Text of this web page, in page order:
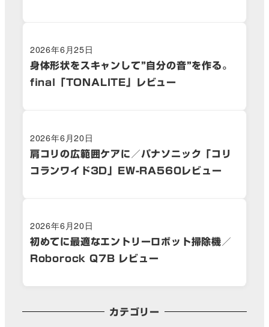
身体形状をスキャンして”自分の音”を作る。
final「TONALITE」レビュー
2026年6月25日
肩コリの広範囲ケアに／パナソニック「コリ
コランワイド3D」EW-RA560レビュー
2026年6月20日
初めてに最適なエントリーロボット掃除機／
Roborock Q7B レビュー
2026年6月20日
カテゴリー